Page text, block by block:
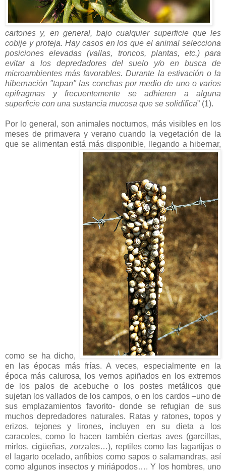
cartones y, en general, bajo cualquier superficie que les
cobije y proteja. Hay casos en los que el animal selecciona
posiciones elevadas (vallas, troncos, plantas, etc.) para
evitar a los depredadores del suelo y/o en busca de
microambientes más favorables. Durante la estivación o la
hibernación "tapan" las conchas por medio de uno o varios
epifragmas y frecuentemente se adhieren a alguna
superficie con una sustancia mucosa que se solidifica” (1).
Por lo general, son animales nocturnos, más visibles en los
meses de primavera y verano cuando la vegetación de la
que se alimentan está más disponible, llegando a hibernar,
como se ha dicho,
en las épocas más frías. A veces, especialmente en la
época más calurosa, los vemos apiñados en los extremos
de los palos de acebuche o los postes metálicos que
sujetan los vallados de los campos, o en los cardos –uno de
sus emplazamientos favorito- donde se refugian de sus
muchos depredadores naturales. Ratas y ratones, topos y
erizos, tejones y lirones, incluyen en su dieta a los
caracoles, como lo hacen también ciertas aves (garcillas,
mirlos, cigüeñas, zorzales…), reptiles como las lagartijas o
el lagarto ocelado, anfibios como sapos o salamandras, así
como algunos insectos y miriápodos…. Y los hombres, uno